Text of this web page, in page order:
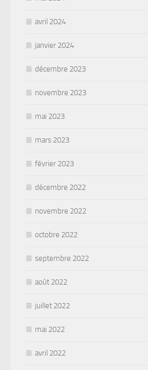
avril 2024
janvier 2024
décembre 2023
novembre 2023
mai 2023
mars 2023
février 2023
décembre 2022
novembre 2022
octobre 2022
septembre 2022
août 2022
juillet 2022
mai 2022
avril 2022